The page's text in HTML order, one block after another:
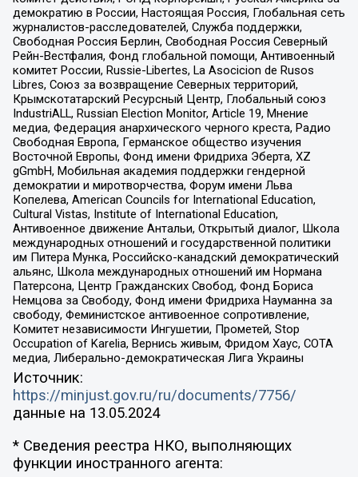
демократию в России, Настоящая Россия, Глобальная сеть
журналистов-расследователей, Служба поддержки,
Свободная Россия Берлин, Свободная Россия Северный
Рейн-Вестфалия, Фонд глобальной помощи, Антивоенный
комитет России, Russie-Libertes, La Asocicion de Rusos
Libres, Союз за возвращение Северных территорий,
Крымскотатарский Ресурсный Центр, Глобальный союз
IndustriALL, Russian Election Monitor, Article 19, Мнение
медиа, Федерация анархического черного креста, Радио
Свободная Европа, Германское общество изучения
Восточной Европы, Фонд имени Фридриха Эберта, XZ
gGmbH, Мобильная академия поддержки гендерной
демократии и миротворчества, Форум имени Льва
Копелева, American Councils for International Education,
Cultural Vistas, Institute of International Education,
Антивоенное движение Антальи, Открытый диалог, Школа
международных отношений и государственной политики
им Питера Мунка, Российско-канадский демократический
альянс, Школа международных отношений им Нормана
Патерсона, Центр Гражданских Свобод, Фонд Бориса
Немцова за Свободу, Фонд имени Фридриха Науманна за
свободу, Феминистское антивоенное сопротивление,
Комитет независимости Ингушетии, Прометей, Stop
Occupation of Karelia, Вернись живым, Фридом Хаус, СОТА
медиа, Либерально-демократическая Лига Украины
Источник:
https://minjust.gov.ru/ru/documents/7756/
данные на 13.05.2024
* Сведения реестра НКО, выполняющих
функции иностранного агента: